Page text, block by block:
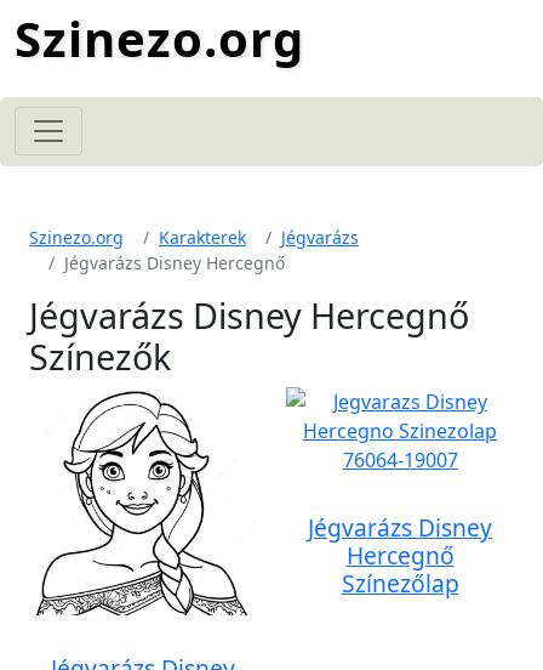
Szinezo.org
Szinezo.org Karakterek
Jégvarázs
Jégvarázs Disney Hercegnő
Jégvarázs Disney Hercegnő
Színezők
Jégvarázs Disney
Hercegnő
Színezőlap